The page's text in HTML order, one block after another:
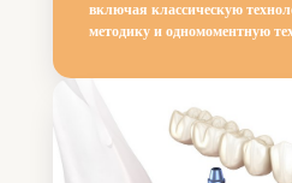
включая классическую
методику и одномоментную